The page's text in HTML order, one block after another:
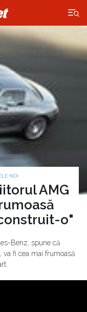
×
NOI
AMG
o"
Benz, spune că
va fi cea mai frumoasă